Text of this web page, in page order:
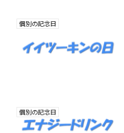
個別の記念日
個別の記念日